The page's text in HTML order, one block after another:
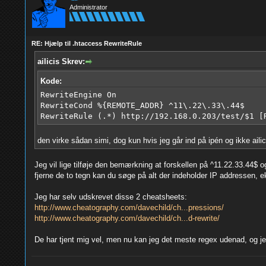
Administrator
RE: Hjælp til .htaccess RewriteRule
ailicis Skrev:
Kode:
RewriteEngine On
RewriteCond %{REMOTE_ADDR} ^11\.22\.33\.44$
RewriteRule (.*) http://192.168.0.203/test/$1
den virke sådan simi, dog kun hvis jeg går ind på ipén og ikke
Jeg vil lige tilføje den bemærkning at forskellen på ^11.22.33.44$
fjerne de to tegn kan du søge på alt der indeholder IP
Jeg har selv udskrevet disse 2 cheatsheets:
http://www.cheatography.com/davechild/ch...pressions/
http://www.cheatography.com/davechild/ch...d-rewrite/
De har tjent mig vel, men nu kan jeg det meste regex udenad, og